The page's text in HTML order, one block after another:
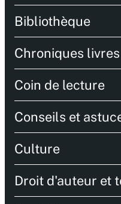
Bibliothèque
Chroniques livres
Coin de lecture
Conseils et
Culture
Droit d'auteur et